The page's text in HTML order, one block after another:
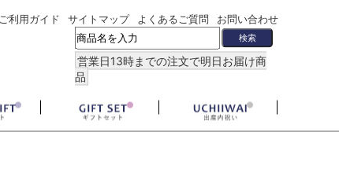
ご利用ガイド サイトマップ よくあるご質問 お問い合わせ
営業日13時までの注文で明日お届け商
品